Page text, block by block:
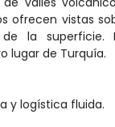
ofrecen vistas
de la
lugar de Turquía.
y logística fluida.